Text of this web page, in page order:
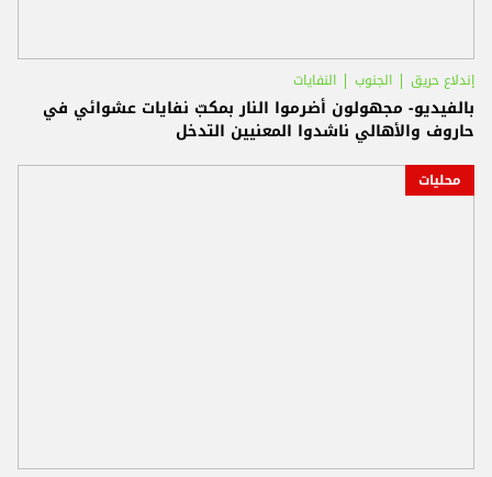
إندلاع حريق الجنوب النفايات
بالفيديو- مجهولون أضرموا النار بمكبّ نفايات عشوائي في
حاروف والأهالي ناشدوا المعنيين التدخل
محليات